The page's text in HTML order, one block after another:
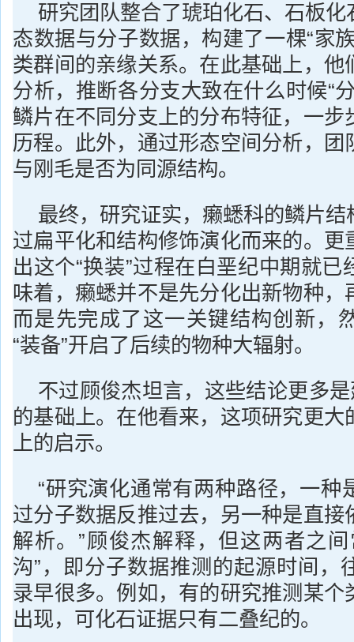
研究团队整合了琥珀化石、石板
态数据与分子数据，构建了一棵“家
类群间的亲缘关系。在此基础上，他
分析，推断各分支大致在什么时候“
鳞片在不同分支上的分布特征，一步
历程。此外，通过形态空间分析，团
与刚毛是否为同源结构。
最终，研究证实，癞蟋科的鳞片
过扁平化和结构修饰演化而来的。更
出这个“换装”过程在白垩纪中期就已
味着，癞蟋并不是先分化出新物种，
而是先完成了这一关键结构创新，
“装备”开启了后续的物种大辐射。
不过顾俊杰坦言，这些结论更多是
的基础上。在他看来，这项研究更大
上的启示。
“研究演化通常有两种路径，一种
过分子数据反推过去，另一种是直接
解析。”顾俊杰解释，但这两者之
沟”，即分子数据推测的起源时间，
录早很多。例如，有的研究推测某个
出现，可化石证据只有二叠纪的。